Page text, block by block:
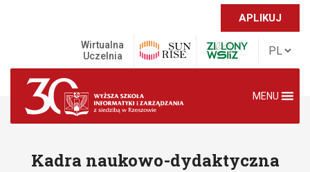
APLIKUJ
Wirtualna
Uczelnia
MENU
Kadra naukowo-dydaktyczna